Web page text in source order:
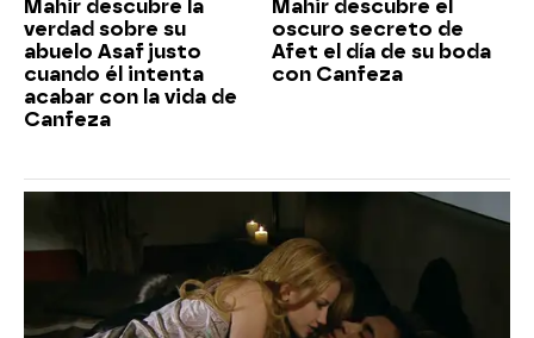
Mahir descubre la
verdad sobre su
abuelo Asaf justo
cuando él intenta
acabar con la vida de
Canfeza
Mahir descubre el
oscuro secreto de
Afet el día de su boda
con Canfeza